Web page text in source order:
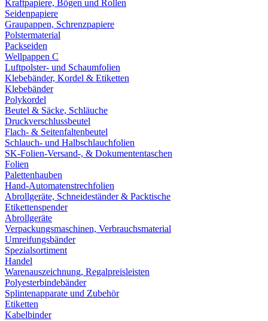
Kraftpapiere, Bögen und Rollen
Seidenpapiere
Graupappen, Schrenzpapiere
Polstermaterial
Packseiden
Wellpappen C
Luftpolster- und Schaumfolien
Klebebänder, Kordel & Etiketten
Klebebänder
Polykordel
Beutel & Säcke, Schläuche
Druckverschlussbeutel
Flach- & Seitenfaltenbeutel
Schlauch- und Halbschlauchfolien
SK-Folien-Versand-, & Dokumententaschen
Folien
Palettenhauben
Hand-Automatenstrechfolien
Abrollgeräte, Schneideständer & Packtische
Etikettenspender
Abrollgeräte
Verpackungsmaschinen, Verbrauchsmaterial
Umreifungsbänder
Spezialsortiment
Handel
Warenauszeichnung, Regalpreisleisten
Polyesterbindebänder
Splintenapparate und Zubehör
Etiketten
Kabelbinder